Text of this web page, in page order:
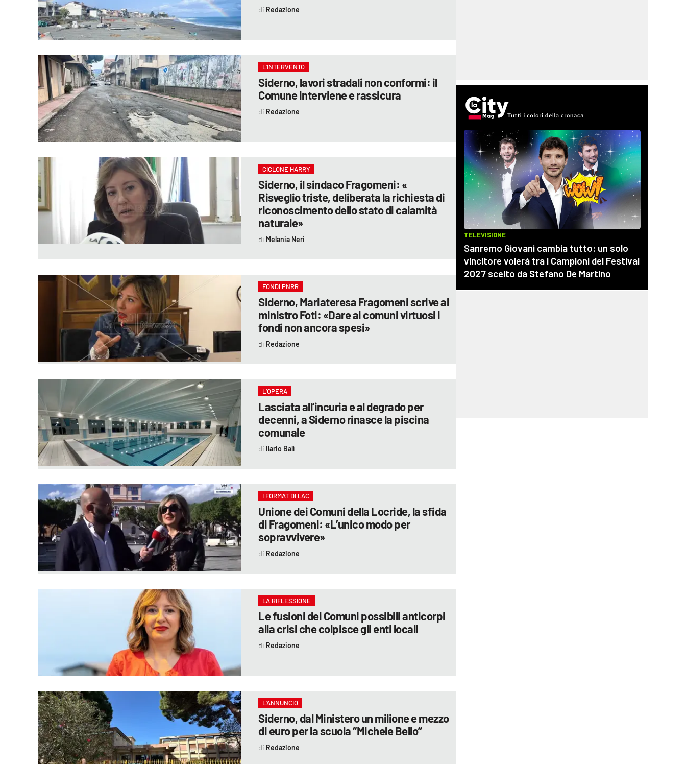
Redazione
L’INTERVENTO
Siderno, lavori stradali non conformi: il
Comune interviene e rassicura
Redazione
CICLONE HARRY
Siderno, il sindaco Fragomeni: «
Risveglio triste, deliberata la richiesta di
riconoscimento dello stato di calamità
naturale»
Melania Neri
FONDI PNRR
Siderno, Mariateresa Fragomeni scrive al
ministro Foti: «Dare ai comuni virtuosi i
fondi non ancora spesi»
Redazione
L’OPERA
Lasciata all’incuria e al degrado per
decenni, a Siderno rinasce la piscina
comunale
Ilario Balì
I FORMAT DI LAC
Unione dei Comuni della Locride, la sfida
di Fragomeni: «L’unico modo per
sopravvivere»
Redazione
LA RIFLESSIONE
Le fusioni dei Comuni possibili anticorpi
alla crisi che colpisce gli enti locali
Redazione
L’ANNUNCIO
Siderno, dal Ministero un milione e mezzo
di euro per la scuola “Michele Bello”
Redazione